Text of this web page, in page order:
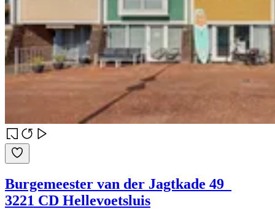
Burgemeester van der Jagtkade 49
3221 CD Hellevoetsluis